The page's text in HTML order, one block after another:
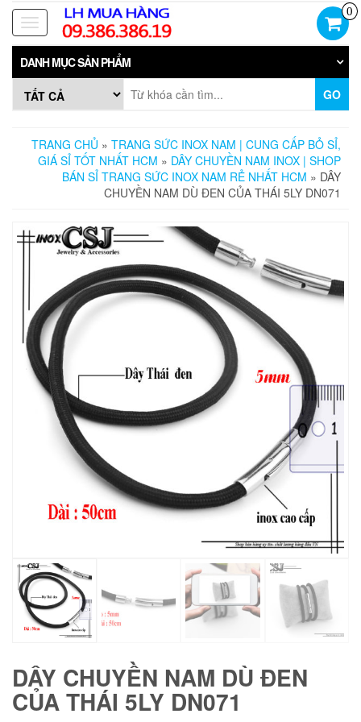
Skip
the
content
Toggle
navigation
0
DANH MỤC SẢN PHẨM
GO
TRANG CHỦ » TRANG SỨC INOX NAM | CUNG CẤP BỎ SỈ,
GIÁ SỈ TỐT NHẤT HCM » DÂY CHUYỀN NAM INOX | SHOP
BÁN SỈ TRANG SỨC INOX NAM RẺ NHẤT HCM » DÂY
CHUYỀN NAM DÙ ĐEN CỦA THÁI 5LY DN071
DÂY CHUYỀN NAM DÙ ĐEN
CỦA THÁI 5LY DN071